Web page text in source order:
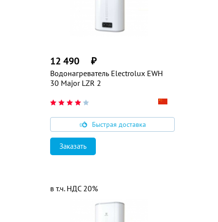
Водонагреватель Electrolux EWH
30 Major LZR 2
12 490 ₽
Быстрая доставка
Заказать
в т.ч. НДС 20%